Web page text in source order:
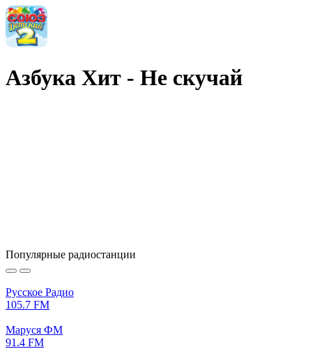
Азбука Хит - Не скучай
Популярные радиостанции
Русское Радио
105.7 FM
Маруся ФМ
91.4 FM